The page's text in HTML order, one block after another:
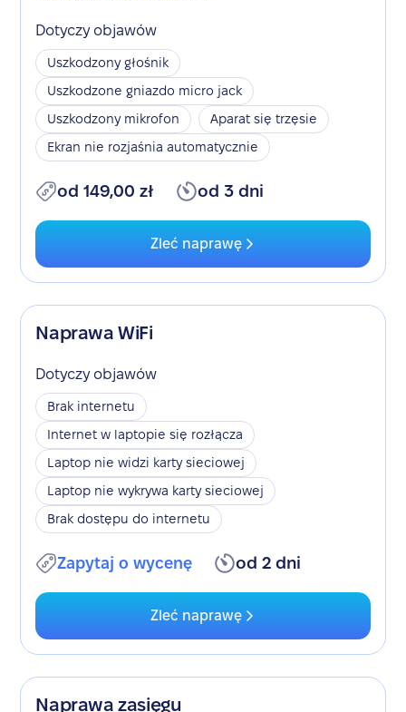
Dotyczy objawów
Uszkodzony głośnik
Uszkodzone gniazdo micro jack
Uszkodzony mikrofon
Aparat się trzęsie
Ekran nie rozjaśnia automatycznie
od 149,00 zł od 3 dni
Zleć naprawę
Naprawa WiFi
Dotyczy objawów
Brak internetu
Internet w laptopie się rozłącza
Laptop nie widzi karty sieciowej
Laptop nie wykrywa karty sieciowej
Brak dostępu do internetu
Zapytaj o wycenę od 2 dni
Zleć naprawę
Naprawa zasięgu